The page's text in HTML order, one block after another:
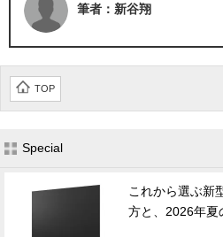
筆者：新谷翔
TOP
Special
これから選ぶ新
方と、2026年夏